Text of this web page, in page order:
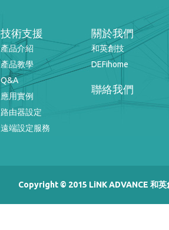
技術支援
產品介紹
產品教學
Q&A
應用實例
路由器設定
遠端設定服務
關於我們
和英創技
DEFihome
聯絡我們
Copyright © 2015 LiNK ADVANCE 和